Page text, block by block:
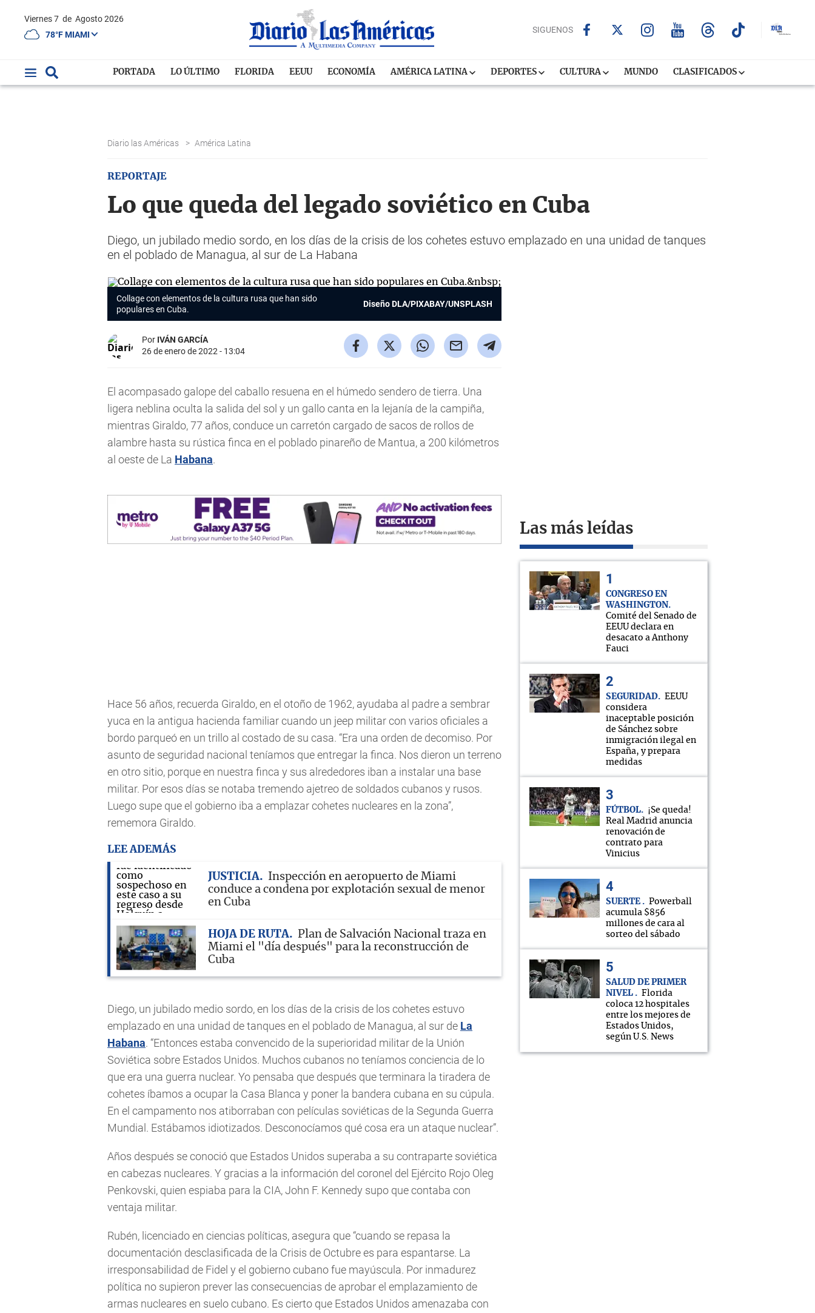
Viernes 7 de Agosto 2026
78°F MIAMI
SIGUENOS
PORTADA LO ÚLTIMO FLORIDA EEUU ECONOMÍA AMÉRICA LATINA DEPORTES CULTURA MUNDO CLASIFICADOS
Diario las Américas > América Latina
REPORTAJE
Lo que queda del legado soviético en Cuba
Diego, un jubilado medio sordo, en los días de la crisis de los cohetes estuvo emplazado en una unidad de tanques
en el poblado de Managua, al sur de La Habana
Collage con elementos de la cultura rusa que han sido
populares en Cuba.
Diseño DLA/PIXABAY/UNSPLASH
Por IVÁN GARCÍA
26 de enero de 2022 - 13:04
El acompasado galope del caballo resuena en el húmedo sendero de tierra. Una
ligera neblina oculta la salida del sol y un gallo canta en la lejanía de la campiña,
mientras Giraldo, 77 años, conduce un carretón cargado de sacos de rollos de
alambre hasta su rústica finca en el poblado pinareño de Mantua, a 200 kilómetros
al oeste de La Habana.
Hace 56 años, recuerda Giraldo, en el otoño de 1962, ayudaba al padre a sembrar
yuca en la antigua hacienda familiar cuando un jeep militar con varios oficiales a
bordo parqueó en un trillo al costado de su casa. “Era una orden de decomiso. Por
asunto de seguridad nacional teníamos que entregar la finca. Nos dieron un terreno
en otro sitio, porque en nuestra finca y sus alrededores iban a instalar una base
militar. Por esos días se notaba tremendo ajetreo de soldados cubanos y rusos.
Luego supe que el gobierno iba a emplazar cohetes nucleares en la zona”,
rememora Giraldo.
LEE ADEMÁS
JUSTICIA
Inspección en aeropuerto de Miami
conduce a condena por explotación sexual de menor
en Cuba
HOJA DE RUTA
Plan de Salvación Nacional traza en
Miami el "día después" para la reconstrucción de
Cuba
Diego, un jubilado medio sordo, en los días de la crisis de los cohetes estuvo
emplazado en una unidad de tanques en el poblado de Managua, al sur de La
Habana. “Entonces estaba convencido de la superioridad militar de la Unión
Soviética sobre Estados Unidos. Muchos cubanos no teníamos conciencia de lo
que era una guerra nuclear. Yo pensaba que después que terminara la tiradera de
cohetes íbamos a ocupar la Casa Blanca y poner la bandera cubana en su cúpula.
En el campamento nos atiborraban con películas soviéticas de la Segunda Guerra
Mundial. Estábamos idiotizados. Desconocíamos qué cosa era un ataque nuclear”.
Años después se conoció que Estados Unidos superaba a su contraparte soviética
en cabezas nucleares. Y gracias a la información del coronel del Ejército Rojo Oleg
Penkovski, quien espiaba para la CIA, John F. Kennedy supo que contaba con
ventaja militar.
Rubén, licenciado en ciencias políticas, asegura que “cuando se repasa la
documentación desclasificada de la Crisis de Octubre es para espantarse. La
irresponsabilidad de Fidel y el gobierno cubano fue mayúscula. Por inmadurez
política no supieron prever las consecuencias de aprobar el emplazamiento de
armas nucleares en suelo cubano. Es cierto que Estados Unidos amenazaba con
Las más leídas
CONGRESO EN
WASHINGTON
Comité del Senado de
EEUU declara en
desacato a Anthony
Fauci
SEGURIDAD
EEUU
considera
inaceptable posición
de Sánchez sobre
inmigración ilegal en
España, y prepara
medidas
FÚTBOL
¡Se queda!
Real Madrid anuncia
renovación de
contrato para
Vinicius
SUERTE
Powerball
acumula $856
millones de cara al
sorteo del sábado
SALUD DE PRIMER
NIVEL
Florida
coloca 12 hospitales
entre los mejores de
Estados Unidos,
según U.S. News